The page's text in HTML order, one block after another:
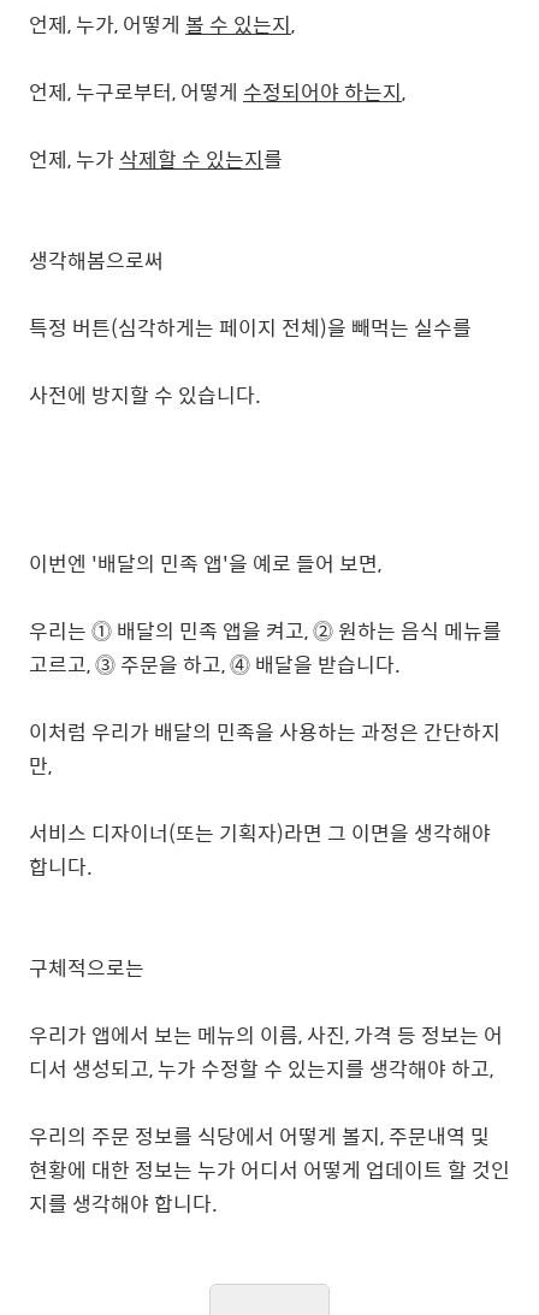
언제, 누가, 어떻게 볼 수 있는지,
언제, 누구로부터, 어떻게 수정되어야 하는지,
언제, 누가 삭제할 수 있는지를
생각해봄으로써
특정 버튼(심각하게는 페이지 전체)을 빼먹는 실수를
사전에 방지할 수 있습니다.
이번엔 '배달의 민족 앱'을 예로 들어 보면,
우리는⓵배달의 민족 앱을 켜고,⓶원하는 음식 메뉴를
고르고,⓷ 주문을 하고,⓸ 배달을 받습니다.
이처럼 우리가 배달의 민족을 사용하는 과정은 간단하지
만,
서비스 디자이너(또는 기획자)라면 그 이면을 생각해야
합니다.
구체적으로는
우리가 앱에서 보는 메뉴의 이름, 사진, 가격 등 정보는 어
디서 생성되고, 누가 수정할 수 있는지를 생각해야 하고,
우리의 주문 정보를 식당에서 어떻게 볼지, 주문내역 및
현황에 대한 정보는 누가 어디서 어떻게 업데이트 할 것인
지를 생각해야 합니다.